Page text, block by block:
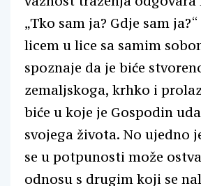
„Tko sam ja? Gdje sam
licem u lice sa samim
spoznaje da je biće
zemaljskoga, krhko i
biće u koje je Gospodin
svojega života. No ujedno
se u potpunosti može
odnosu s drugim koji se